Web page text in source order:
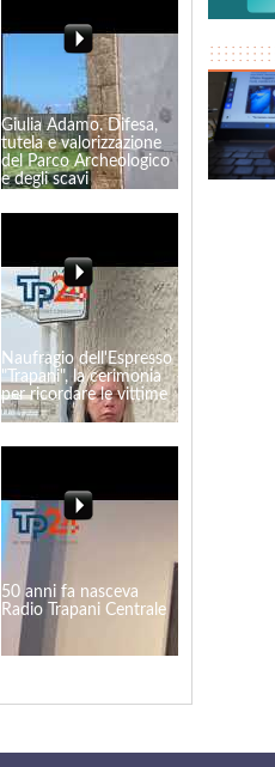
Giulia Adamo. Difesa,
tutela e valorizzazione
del Parco Archeologico
e degli scavi
Naufragio dell'Espresso
"Trapani", la cerimonia
per ricordare le vittime
50 anni fa nasceva
Radio Trapani Centrale